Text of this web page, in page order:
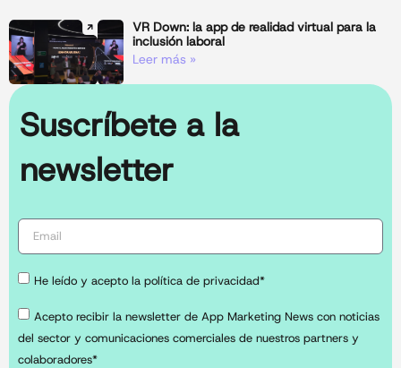
VR Down: la app de realidad virtual para la
inclusión laboral
Leer más »
Suscríbete a la
newsletter
He leído y acepto la política de privacidad*
Acepto recibir la newsletter de App Marketing News con noticias
del sector y comunicaciones comerciales de nuestros partners y
colaboradores*